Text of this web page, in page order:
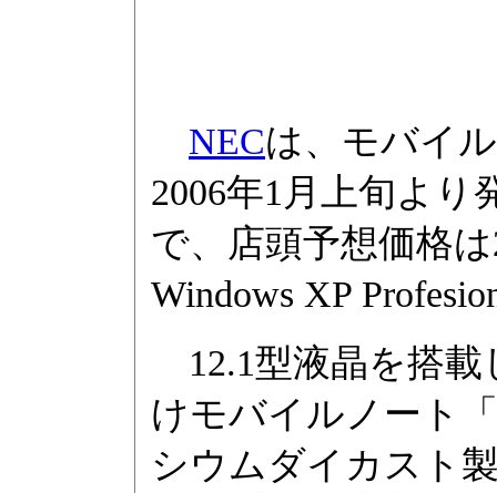
NECは、モバイ
2006年1月上旬よ
で、店頭予想価格
Windows XP
12.1型液晶を搭載
けモバイルノート
シウムダイカスト